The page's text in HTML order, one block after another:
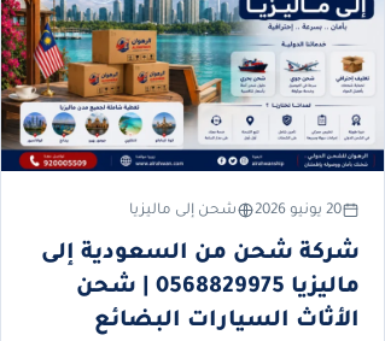
20 يونيو 2026 شحن إلى ماليزيا
شركة شحن من السعودية إلى
ماليزيا 0568829975 | شحن
الأثاث السيارات البضائع